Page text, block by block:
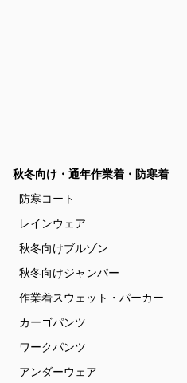
秋冬向け・通年作業着・防寒着
防寒コート
レインウェア
秋冬向けブルゾン
秋冬向けジャンパー
作業着スウェット・パーカー
カーゴパンツ
ワークパンツ
アンダーウェア